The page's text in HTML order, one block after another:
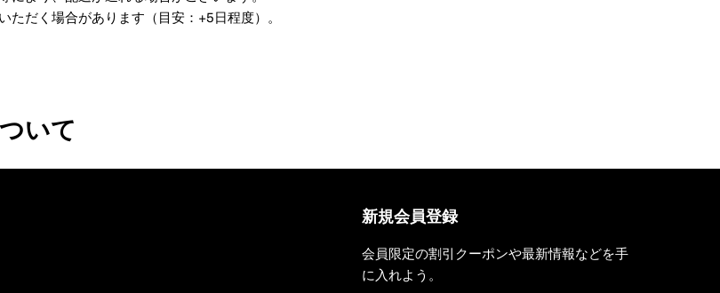
ただく場合があります（目安：+5日程度）。
いて
新規会員登録
会員限定の割引クーポンや最新情報などを手
に入れよう。